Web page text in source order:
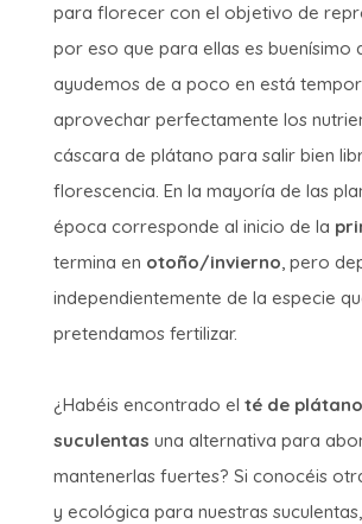
para florecer con el objetivo de
por eso que para ellas es buenísimo
ayudemos de a poco en está
aprovechar perfectamente los
cáscara de plátano para salir bien
florescencia. En la mayoría de las
época corresponde al inicio de la
termina en otoño/invierno , pero
independientemente de la especie
pretendamos fertilizar.
¿Habéis encontrado el té de
suculentas una alternativa para
mantenerlas fuertes? Si conocéis
y ecológica para nuestras